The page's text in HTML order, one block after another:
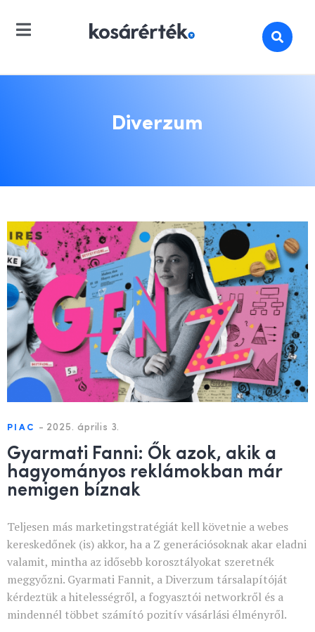
Diverzum
PIAC - 2025. április 3.
Gyarmati Fanni: Ők azok, akik a
hagyományos reklámokban már
nemigen bíznak
Teljesen más marketingstratégiát kell követnie a webes
kereskedőnek (is) akkor, ha a Z generációsoknak akar eladni
valamit, mintha az idősebb korosztályokat szeretnék
meggyőzni. Gyarmati Fannit, a Diverzum társalapítóját
kérdeztük a hitelességről, a fogyasztói networkről és a
mindennél többet számító pozitív vásárlási élményről.